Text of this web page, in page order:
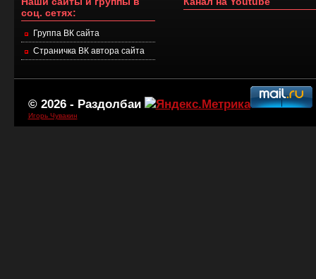
соц. сетях:
Группа ВК сайта
Страничка ВК автора сайта
© 2026 - Раздолбаи
Игорь Чувакин